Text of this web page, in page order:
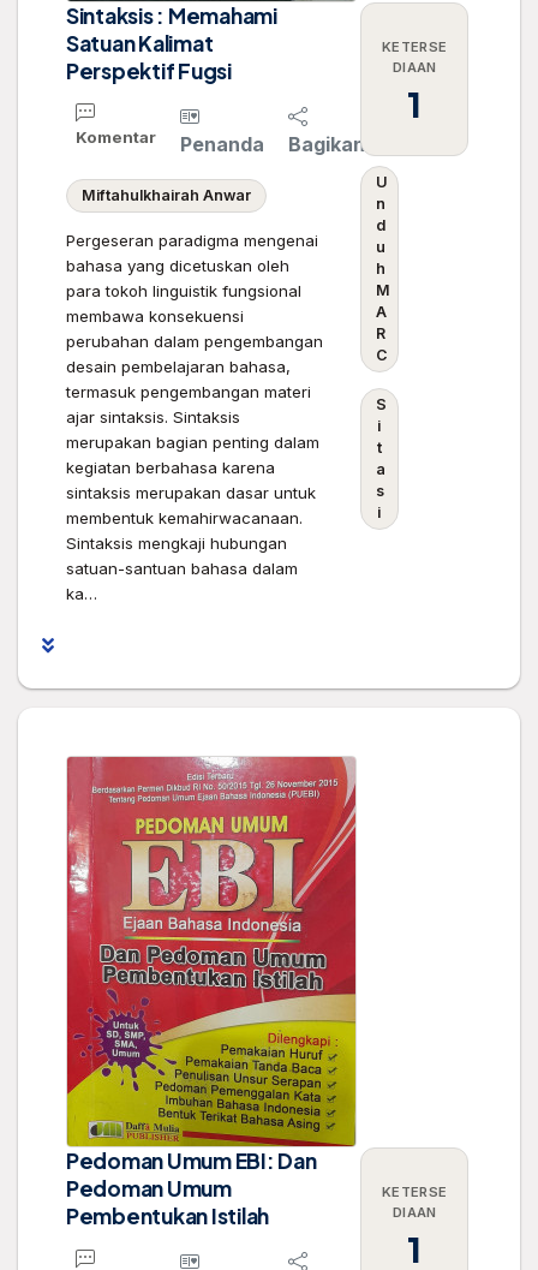
Sintaksis : Memahami
Satuan Kalimat
Perspektif Fugsi
Komentar Penanda Bagikan
Miftahulkhairah Anwar
Pergeseran paradigma mengenai
bahasa yang dicetuskan oleh
para tokoh linguistik fungsional
membawa konsekuensi
perubahan dalam pengembangan
desain pembelajaran bahasa,
termasuk pengembangan materi
ajar sintaksis. Sintaksis
merupakan bagian penting dalam
kegiatan berbahasa karena
sintaksis merupakan dasar untuk
membentuk kemahirwacanaan.
Sintaksis mengkaji hubungan
satuan-santuan bahasa dalam
ka…
KETERSE
DIAAN
1
U
n
d
u
h
M
A
R
C
S
i
t
a
s
i
Pedoman Umum EBI: Dan
Pedoman Umum
Pembentukan Istilah
KETERSE
DIAAN
1